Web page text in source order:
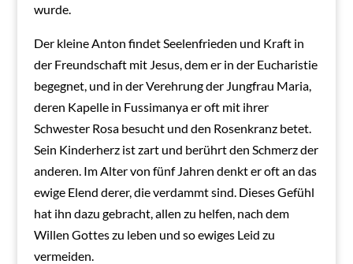
wurde.
Der kleine Anton findet Seelenfrieden und Kraft in
der Freundschaft mit Jesus, dem er in der Eucharistie
begegnet, und in der Verehrung der Jungfrau Maria,
deren Kapelle in Fussimanya er oft mit ihrer
Schwester Rosa besucht und den Rosenkranz betet.
Sein Kinderherz ist zart und berührt den Schmerz der
anderen. Im Alter von fünf Jahren denkt er oft an das
ewige Elend derer, die verdammt sind. Dieses Gefühl
hat ihn dazu gebracht, allen zu helfen, nach dem
Willen Gottes zu leben und so ewiges Leid zu
vermeiden.